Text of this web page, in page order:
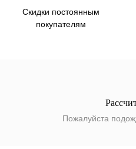
Скидки постоянным
покупателям
Пожалуйста